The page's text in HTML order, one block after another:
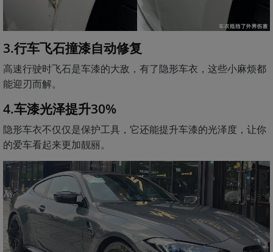
3.行车飞石撞漆自动修复
高速行驶时飞石是车漆的大敌，有了隐形车衣，这些小麻烦都
能迎刃而解。
4.车漆光泽提升30%
隐形车衣不仅仅是保护工具，它还能提升车漆的光泽度，让你
的爱车看起来更加靓丽。